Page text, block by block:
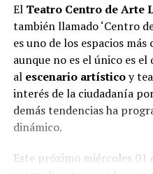
El Teatro Centro de Arte
también llamado ‘Centro
es uno de los espacios
aunque no es el único es
al escenario artísticoy
interés de la ciudadanía
demás tendencias ha
dinámico.
Este próximo miércoles 01